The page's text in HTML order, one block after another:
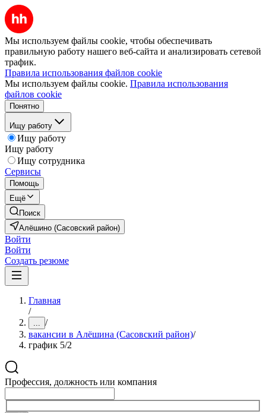
Мы используем файлы cookie, чтобы обеспечивать
правильную работу нашего веб-сайта и анализировать сетевой
трафик.
Правила использования файлов cookie
Мы используем файлы cookie. Правила использования
файлов cookie
Понятно
Ищу работу
Ищу работу
Ищу работу
Ищу сотрудника
Сервисы
Помощь
Ещё
Поиск
Алёшино (Сасовский район)
Войти
Войти
Создать резюме
Главная
/
... /
вакансии в Алёшина (Сасовский район)/
график 5/2
Профессия, должность или компания